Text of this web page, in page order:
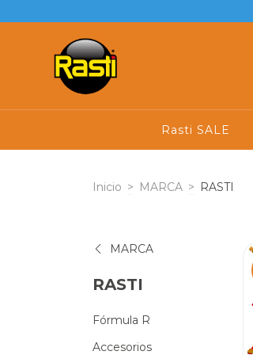
Rasti SALE
Inicio > MARCA > RASTI
MARCA
RASTI
Fórmula R
Accesorios